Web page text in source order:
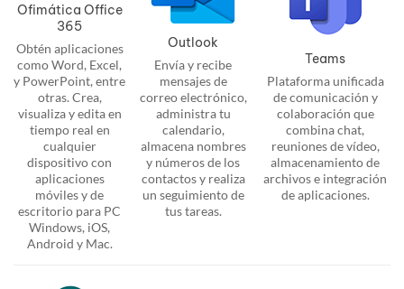
Ofimática Office
365
Obtén aplicaciones
como Word, Excel,
y PowerPoint, entre
otras. Crea,
visualiza y edita en
tiempo real en
cualquier
dispositivo con
aplicaciones
móviles y de
escritorio para PC
Windows, iOS,
Android y Mac.
Outlook
Envía y recibe
mensajes de
correo electrónico,
administra tu
calendario,
almacena nombres
y números de los
contactos y realiza
un seguimiento de
tus tareas.
Teams
Plataforma unificada
de comunicación y
colaboración que
combina chat,
reuniones de vídeo,
almacenamiento de
archivos e integración
de aplicaciones.